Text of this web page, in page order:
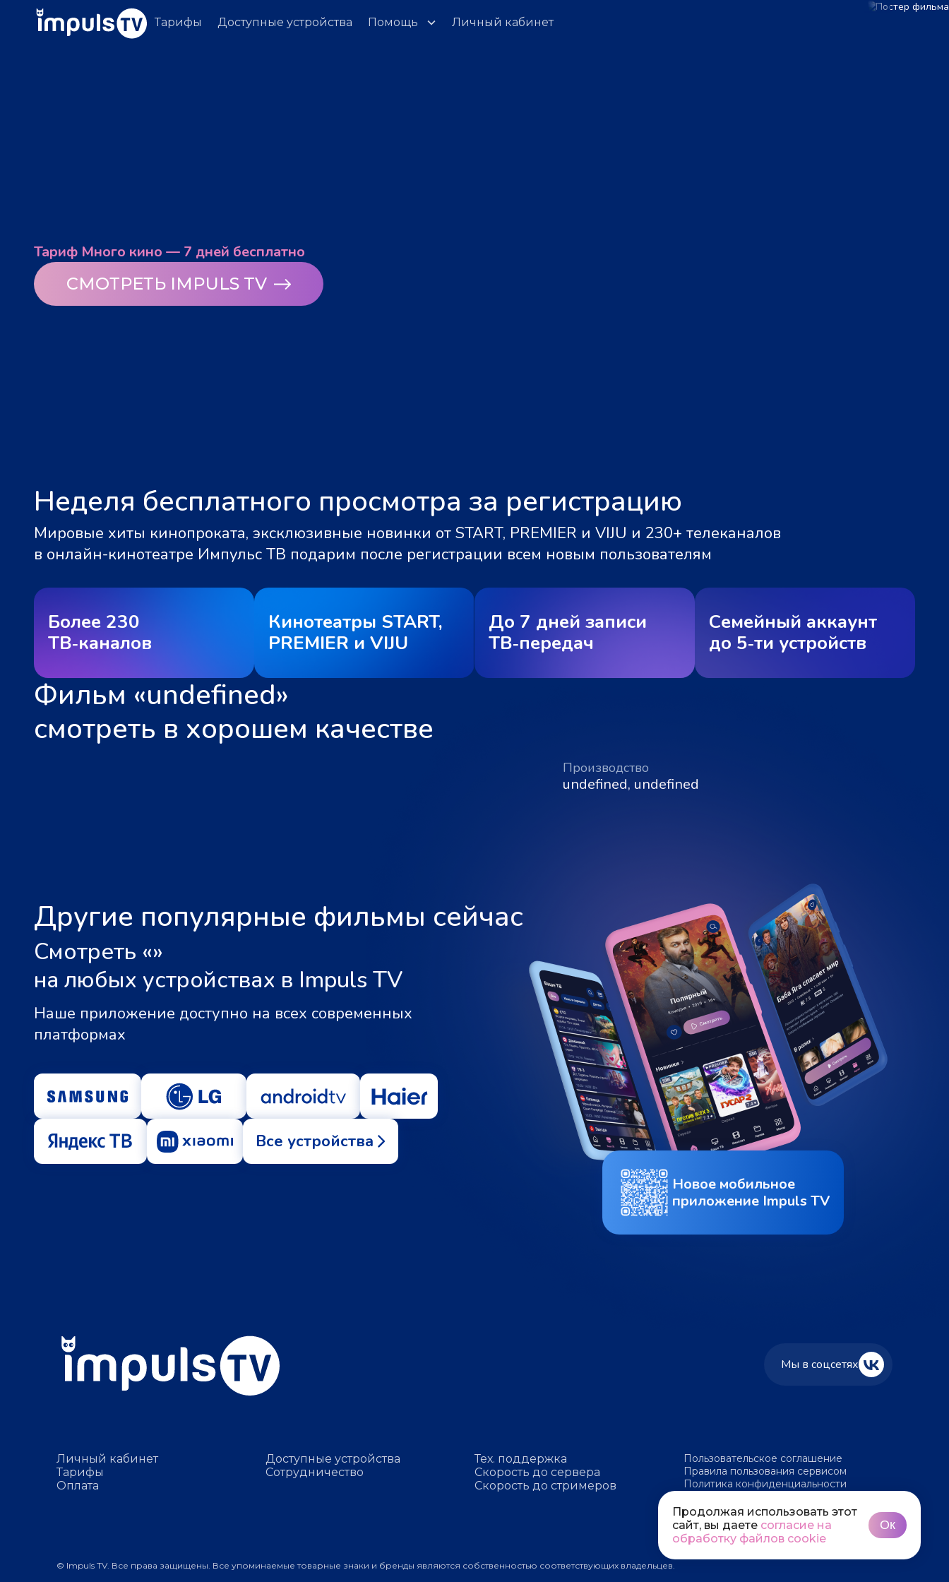
Тарифы Доступные устройства Помощь Личный кабинет
Тариф Много кино — 7 дней бесплатно
СМОТРЕТЬ IMPULS TV
Неделя бесплатного просмотра за регистрацию
Мировые хиты кинопроката, эксклюзивные новинки от START, PREMIER и VIJU и 230+ телеканалов
в онлайн-кинотеатре Импульс ТВ подарим после регистрации всем новым пользователям
Более 230
ТВ‑каналов
Кинотеатры START,
PREMIER и VIJU
До 7 дней записи
ТВ‑передач
Семейный аккаунт
до 5‑ти устройств
Фильм «undefined»
смотреть в хорошем качестве
Производство
undefined, undefined
Другие популярные фильмы сейчас
Смотреть «»
на любых устройствах в Impuls TV
Наше приложение доступно на всех современных
платформах
Все устройства
Новое мобильное
приложение Impuls TV
Мы в соцсетях
Личный кабинет
Тарифы
Оплата
Доступные устройства
Сотрудничество
Тех. поддержка
Скорость до сервера
Скорость до стримеров
Пользовательское соглашение
Правила пользования сервисом
Политика конфиденциальности
© Impuls TV. Все права защищены. Все упоминаемые товарные знаки и бренды являются собственностью соответствующих владельцев.
Продолжая использовать этот
сайт, вы даете согласие на
обработку файлов cookie
Ок